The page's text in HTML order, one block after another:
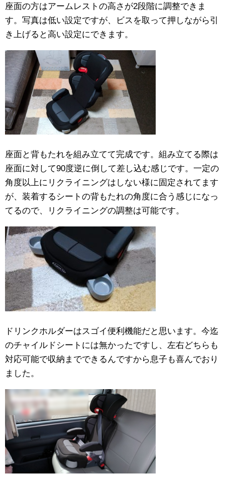
座面の方はアームレストの高さが2段階に調整できま
す。写真は低い設定ですが、ビスを取って押しながら引
き上げると高い設定にできます。
座面と背もたれを組み立てて完成です。組み立てる際は
座面に対して90度逆に倒して差し込む感じです。一定の
角度以上にリクライニングはしない様に固定されてます
が、装着するシートの背もたれの角度に合う感じになっ
てるので、リクライニングの調整は可能です。
ドリンクホルダーはスゴイ便利機能だと思います。今迄
のチャイルドシートには無かったですし、左右どちらも
対応可能で収納までできるんですから息子も喜んでおり
ました。